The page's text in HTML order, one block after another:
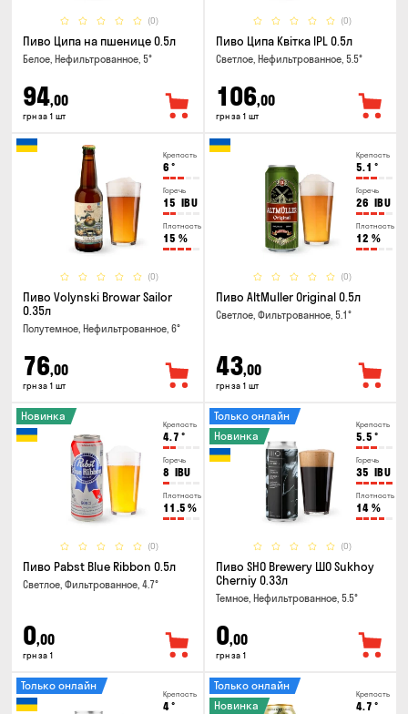
(0)
Пиво Ципа на пшенице 0.5л
Белое, Нефильтрованное, 5°
94,00
грн за 1 шт
(0)
Пиво Ципа Квітка IPL 0.5л
Светлое, Нефильтрованное, 5.5°
106,00
грн за 1 шт
Крепость
6 °
Горечь
15 IBU
Плотность
15 %
(0)
Пиво Volynski Browar Sailor
0.35л
Полутемное, Нефильтрованное, 6°
76,00
грн за 1 шт
Крепость
5.1 °
Горечь
26 IBU
Плотность
12 %
(0)
Пиво AltMuller Original 0.5л
Светлое, Фильтрованное, 5.1°
43,00
грн за 1 шт
Крепость
4.7 °
Горечь
8 IBU
Плотность
11.5 %
(0)
Новинка
Пиво Pabst Blue Ribbon 0.5л
Светлое, Фильтрованное, 4.7°
0,00
грн за 1
Крепость
5.5 °
Горечь
35 IBU
Плотность
14 %
(0)
Только онлайн
Новинка
Пиво SHO Brewery ШО Sukhoy
Cherniy 0.33л
Темное, Нефильтрованное, 5.5°
0,00
грн за 1
Крепость
4°
Только онлайн
Крепость
4.7 °
Только онлайн
Новинка